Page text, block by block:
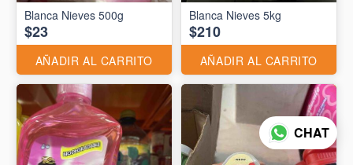
Blanca Nieves 500g
$23
AÑADIR AL CARRITO
Blanca Nieves 5kg
$210
AÑADIR AL CARRITO
CHAT